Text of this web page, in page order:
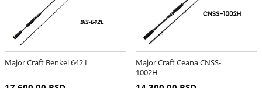
Major Craft Benkei 642 L
Major Craft Ceana CNSS-
1002H